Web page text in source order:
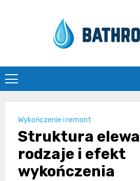
Wykończenie i remont
Struktura
rodzaje i efekt
wykończenia